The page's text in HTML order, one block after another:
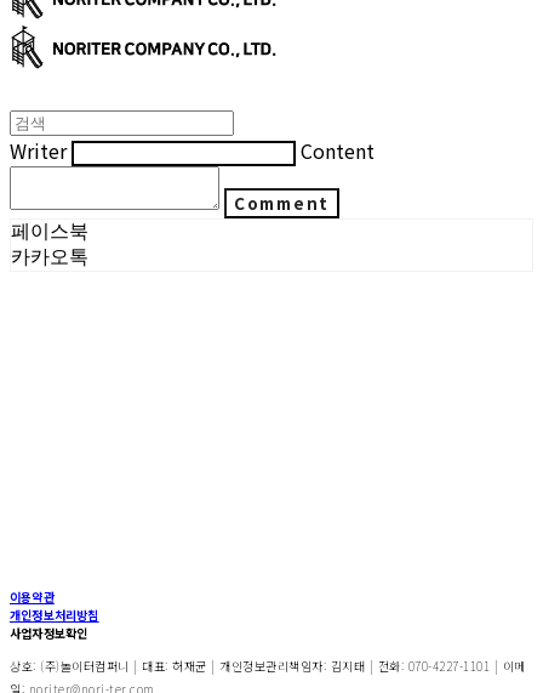
Writer Content
Comment
페이스북
카카오톡
이용약관
개인정보처리방침
사업자정보확인
상호: (주)놀이터컴퍼니 | 대표: 허재균 | 개인정보관리책임자: 김지태 | 전화: 070-4227-1101 | 이메
일: noriter@nori-ter.com